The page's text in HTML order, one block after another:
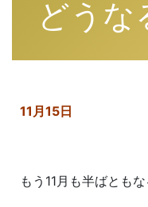
どうな
11月15日
もう11月も半ばとも